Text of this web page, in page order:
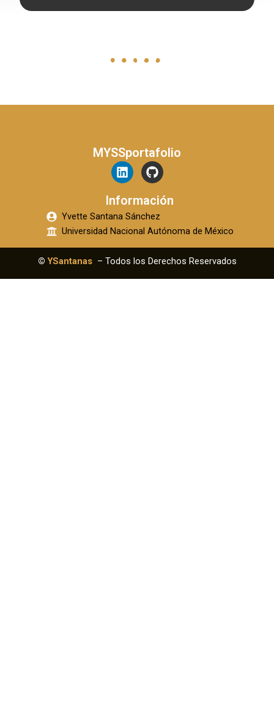
MYSSportafolio
L
i
k
e
d
n
G
i
h
u
b
Información
Yvette Santana Sánchez
Universidad Nacional Autónoma de México
©YSantanas– Todos los Derechos Reservados